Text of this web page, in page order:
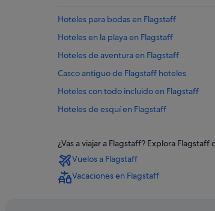
Hoteles para bodas en Flagstaff
Hoteles en la playa en Flagstaff
Hoteles de aventura en Flagstaff
Casco antiguo de Flagstaff hoteles
Hoteles con todo incluido en Flagstaff
Hoteles de esquí en Flagstaff
Hoteles con spa en Flagstaff
Hoteles históricos en Flagstaff
Campings de caravanas en Flagstaff
¿Vas a viajar a Flagstaff? Explora
Vuelos a Flagstaff
Vacaciones en Flagstaff